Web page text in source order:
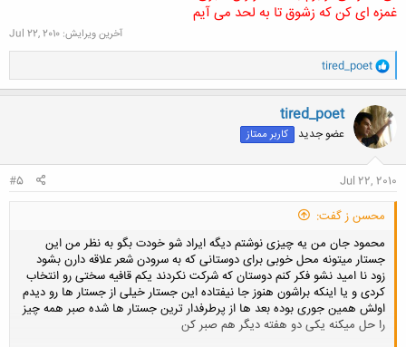
غمزه ای کن که زشوق تا به لحد می آیم
آخرین ویرایش: Jul 22, 2010
و
ا
ک
ن
ش
ه
ا
tired_poet
tired_poet
عضو جدید کاربر ممتاز
Jul 22, 2010
#5
محسن ز گفت:
محمود جان من یه چیزی نوشتم دیگه ایراد شو خودت بگو به نظر من این
جستار میتونه محل خوبی برای دوستانی که به سرودن شعر علاقه دارن بشود
زود نا امید نشو فکر کنم دوستان که شرکت نکردند یکم قافیه سختی رو انتخاب
کردی و یا اینکه براشون هنوز جا نیفتاده این جستار خیلی از جستار ها رو دیدم
اولش همین جوری بوده بعد ها از پرطرفدار ترین جستار ها شده صبر همه چیز
را حل میکنه یکی دو هفته دیگر هم صبر کن